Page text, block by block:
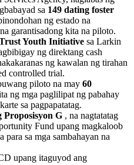
sa 149 dating foster
ng estado na
garantisadong kita na piloto.
Youth Initiative sa Larkin
ng direktang cash
ng kawalan ng tirahan
controlled trial.
piloto na may 60
ng mga paglilipat ng pabahay
sa pagpapatatag.
Proposisyon G , na nagtatatag
Fund upang magkaloob
para sa mga sambahayan na
upang itaguyod ang